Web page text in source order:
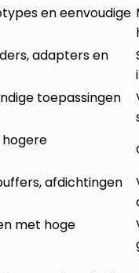
en eenvoudige
adapters en
toepassingen
afdichtingen
met hoge